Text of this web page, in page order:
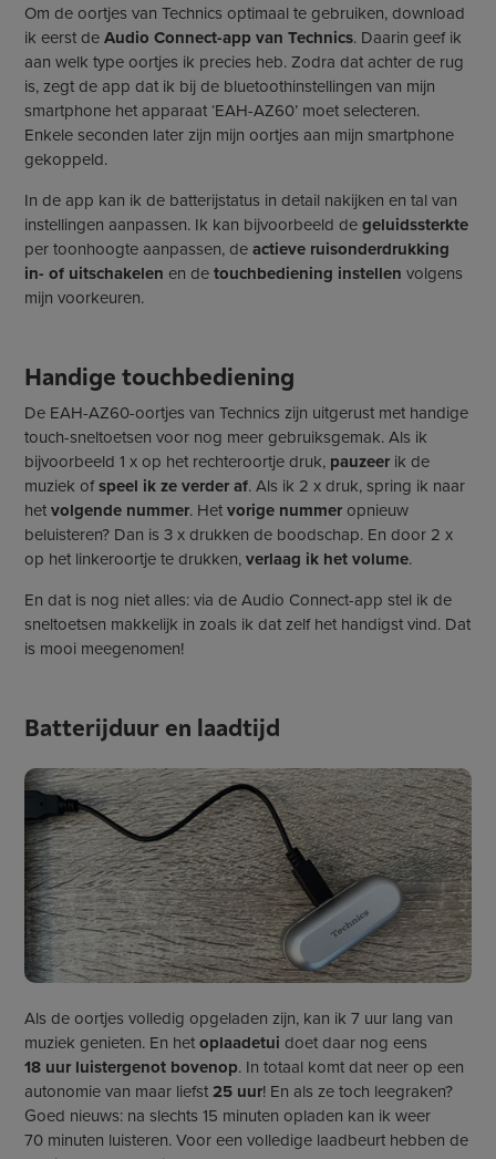
Om de oortjes van Technics optimaal te gebruiken, download
ik eerst deAudio Connect-app van Technics. Daarin geef ik
aan welk type oortjes ik precies heb. Zodra dat achter de rug
is, zegt de app dat ik bij de bluetoothinstellingen van mijn
smartphone het apparaat ‘EAH-AZ60’ moet selecteren.
Enkele seconden later zijn mijn oortjes aan mijn smartphone
gekoppeld.
In de app kan ik de batterijstatus in detail nakijken en tal van
instellingen aanpassen. Ik kan bijvoorbeeld degeluidssterkte
per toonhoogte aanpassen, deactieve ruisonderdrukking
in- of uitschakelen en detouchbediening instellen volgens
mijn voorkeuren.
Handige touchbediening
De EAH-AZ60-oortjes van Technics zijn uitgerust met handige
touch-sneltoetsen voor nog meer gebruiksgemak. Als ik
bijvoorbeeld 1 x op het rechteroortje druk, pauzeer ik de
muziek ofspeel ik ze verder af. Als ik 2 x druk, spring ik naar
hetvolgende nummer. Hetvorige nummer opnieuw
beluisteren? Dan is 3 x drukken de boodschap. En door 2 x
op het linkeroortje te drukken,verlaag ik het volume.
En dat is nog niet alles: via de Audio Connect-app stel ik de
sneltoetsen makkelijk in zoals ik dat zelf het handigst vind. Dat
is mooi meegenomen!
Batterijduur en laadtijd
Als de oortjes volledig opgeladen zijn, kan ik 7 uur lang van
muziek genieten. En hetoplaadetui doet daar nog eens
18 uur luistergenot bovenop. In totaal komt dat neer op een
autonomie van maar liefst25 uur! En als ze toch leegraken?
Goed nieuws: na slechts 15 minuten opladen kan ik weer
70 minuten luisteren. Voor een volledige laadbeurt hebben de